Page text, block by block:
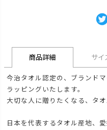
商品詳細 サイ
今治タオル認定の、ブランド
ラッピングいたします。
大切な人に贈りたくなる、タオ
日本を代表するタオル産地、